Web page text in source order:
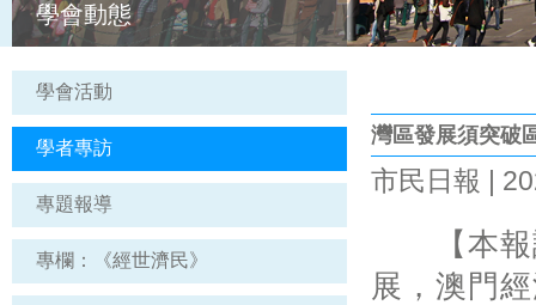
學會動態
學會活動
學者專訪
專題報導
專欄：《經世濟民》
灣區發展須突破
市民日報 |
【本報訊
展，澳門